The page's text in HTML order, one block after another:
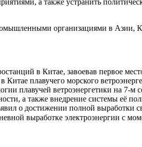
а также устранить
организациями в
в Китае, завоевав первое
плавучего морского
плавучей ветроэнергетики на 7-
а также внедрение системы её
о достижении полной
выработке электроэнергии с